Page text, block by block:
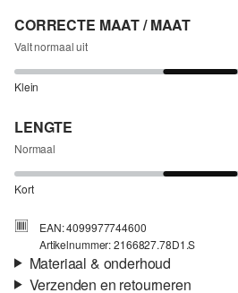
CORRECTE MAAT / MAAT
Valt normaal uit
Klein
LENGTE
Normaal
Kort
EAN: 4099977744600
Artikelnummer: 2166827.78D1.S
Materiaal & onderhoud
Verzenden en retourneren